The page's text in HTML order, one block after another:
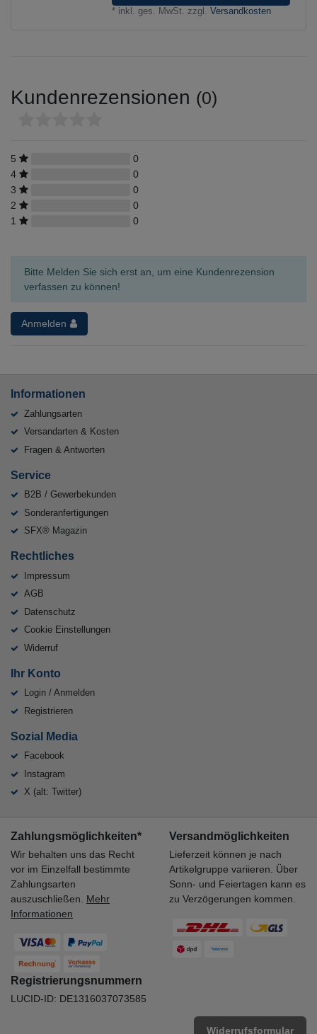
* inkl. ges. MwSt. zzgl.Versandkosten
Kundenrezensionen (0)
5
0
4
0
3
0
2
0
1
0
Bitte Melden Sie sich erst an, um eine Kundenrezension
verfassen zu können!
Anmelden
Informationen
Zahlungsarten
Versandarten & Kosten
Fragen & Antworten
Service
B2B / Gewerbekunden
Sonderanfertigungen
SFX® Magazin
Rechtliches
Impressum
AGB
Datenschutz
Cookie Einstellungen
Widerruf
Ihr Konto
Login / Anmelden
Registrieren
Sozial Media
Facebook
Instagram
X (alt: Twitter)
Zahlungsmöglichkeiten*
Wir behalten uns das Recht
vor im Einzelfall bestimmte
Zahlungsarten
auszuschließen. Mehr
Informationen
Versandmöglichkeiten
Lieferzeit können je nach
Artikelgruppe variieren. Über
Sonn- und Feiertagen kann es
zu Verzögerungen kommen.
Registrierungsnummern
LUCID-ID: DE1316037073585
Widerrufsformular